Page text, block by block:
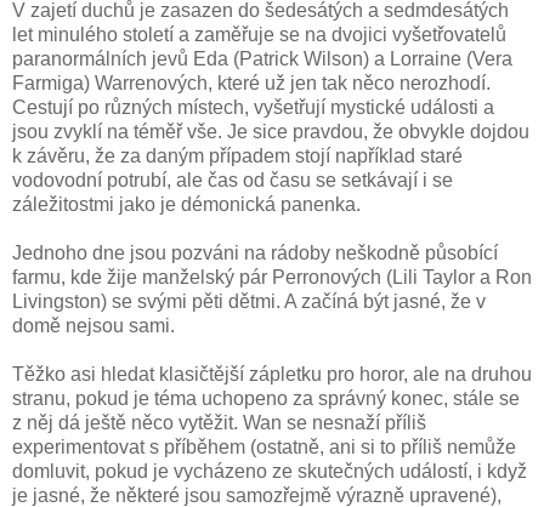
V zajetí duchů je zasazen do šedesátých a sedmdesátých
let minulého století a zaměřuje se na dvojici vyšetřovatelů
paranormálních jevů Eda (Patrick Wilson) a Lorraine (Vera
Farmiga) Warrenových, které už jen tak něco nerozhodí.
Cestují po různých místech, vyšetřují mystické události a
jsou zvyklí na téměř vše. Je sice pravdou, že obvykle dojdou
k závěru, že za daným případem stojí například staré
vodovodní potrubí, ale čas od času se setkávají i se
záležitostmi jako je démonická panenka.
Jednoho dne jsou pozváni na rádoby neškodně působící
farmu, kde žije manželský pár Perronových (Lili Taylor a Ron
Livingston) se svými pěti dětmi. A začíná být jasné, že v
domě nejsou sami.
Těžko asi hledat klasičtější zápletku pro horor, ale na druhou
stranu, pokud je téma uchopeno za správný konec, stále se
z něj dá ještě něco vytěžit. Wan se nesnaží příliš
experimentovat s příběhem (ostatně, ani si to příliš nemůže
domluvit, pokud je vycházeno ze skutečných událostí, i když
je jasné, že některé jsou samozřejmě výrazně upravené),